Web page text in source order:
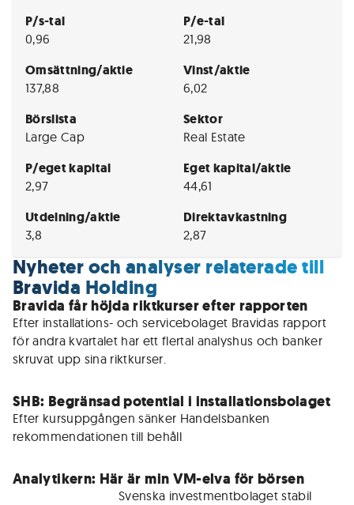
P/s-tal
0,96
P/e-tal
21,98
Omsättning/aktie
137,88
Vinst/aktie
6,02
Börslista
Large Cap
Sektor
Real Estate
P/eget kapital
2,97
Eget kapital/aktie
44,61
Utdelning/aktie
3,8
Direktavkastning
2,87
Nyheter och analyser relaterade till
Bravida Holding
Bravida får höjda riktkurser efter rapporten
Efter installations- och servicebolaget Bravidas rapport
för andra kvartalet har ett flertal analyshus och banker
skruvat upp sina riktkurser.
SHB: Begränsad potential i installationsbolaget
Efter kursuppgången sänker Handelsbanken
rekommendationen till behåll
Analytikern: Här är min VM-elva för börsen
För medlemmar • Svenska investmentbolaget stabil